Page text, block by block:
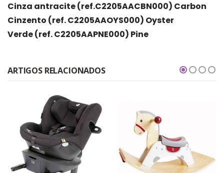
Cinza antracite (ref.C2205AACBN000) Carbon
Cinzento (ref. C2205AAOYS000) Oyster
Verde (ref. C2205AAPNE000) Pine
ARTIGOS RELACIONADOS